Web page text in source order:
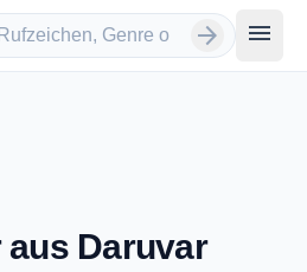
arrow_forward menu
Daruvar